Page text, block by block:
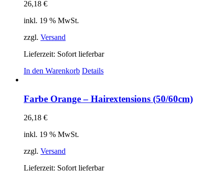
26,18 €
inkl. 19 % MwSt.
zzgl. Versand
Lieferzeit: Sofort lieferbar
In den Warenkorb Details
Farbe Orange – Hairextensions (50/60cm)
26,18 €
inkl. 19 % MwSt.
zzgl. Versand
Lieferzeit: Sofort lieferbar